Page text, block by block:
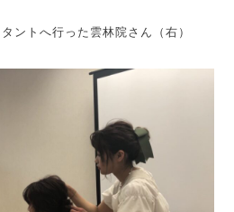
ントへ行った雲林院さん（右）